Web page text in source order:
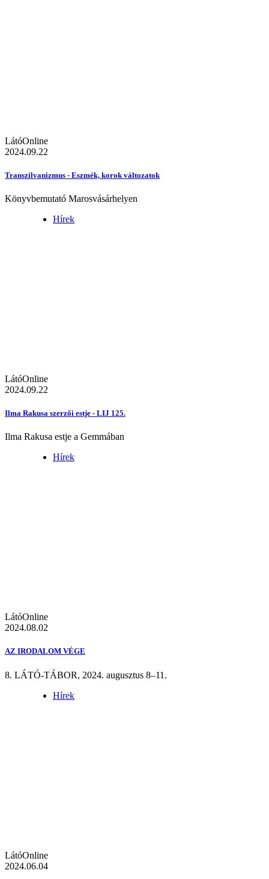
LátóOnline
2024.09.22
Transzilvanizmus - Eszmék, korok változatok
Könyvbemutató Marosvásárhelyen
Hírek
LátóOnline
2024.09.22
Ilma Rakusa szerzői estje - LIJ 125.
Ilma Rakusa estje a Gemmában
Hírek
LátóOnline
2024.08.02
AZ IRODALOM VÉGE
8. LÁTÓ-TÁBOR, 2024. augusztus 8–11.
Hírek
LátóOnline
2024.06.04